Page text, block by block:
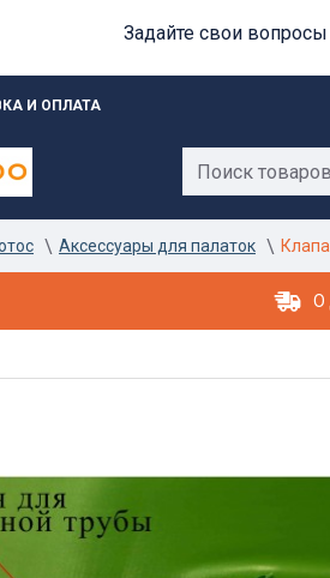
Задайте свои
И ОПЛАТА
Аксессуары для палаток
О